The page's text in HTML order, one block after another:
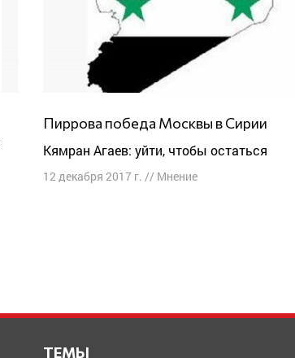
Пиррова победа Москвы в Сирии
Кямран Агаев: уйти, чтобы остаться
12 декабря 2017 г. // Мнение
ТЕМЫ